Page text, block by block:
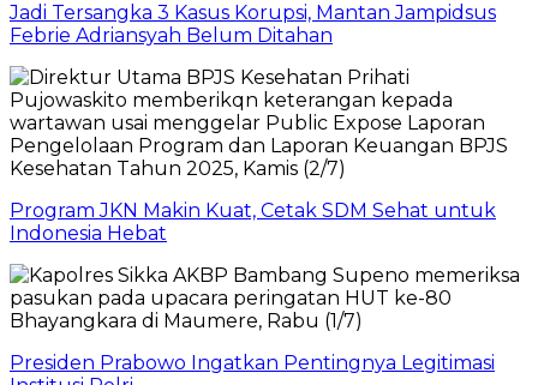
Jadi Tersangka 3 Kasus Korupsi, Mantan Jampidsus
Febrie Adriansyah Belum Ditahan
Program JKN Makin Kuat, Cetak SDM Sehat untuk
Indonesia Hebat
Presiden Prabowo Ingatkan Pentingnya Legitimasi